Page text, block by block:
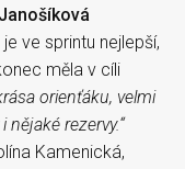
ve sprintu nejlepší,
měla v cíli
orienťáku, velmi
rezervy.“
Kamenická,